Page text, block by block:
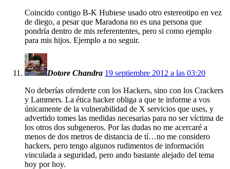
Coincido contigo B-K Hubiese usado otro estereotipo en vez
de diego, a pesar que Maradona no es una persona que
pondría dentro de mis referententes, pero si como ejemplo
para mis hijos. Ejemplo a no seguir.
Dotore Chandra 19 septiembre 2012 a las 03:20
No deberías ofenderte con los Hackers, sino con los Crackers
y Lammers. La ética hacker obliga a que te informe a vos
únicamente de la vulnerabilidad de X servicios que uses, y
advertido tomes las medidas necesarias para no ser víctima de
los otros dos subgeneros. Por las dudas no me acercaré a
menos de dos metros de distancia de tí…no me considero
hackers, pero tengo algunos rudimentos de información
vinculada a seguridad, pero ando bastante alejado del tema
hoy por hoy.